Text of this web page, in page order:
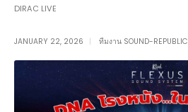
DIRAC LIVE
JANUARY 22, 2026 ทีมงาน SOUND-REPUBLIC